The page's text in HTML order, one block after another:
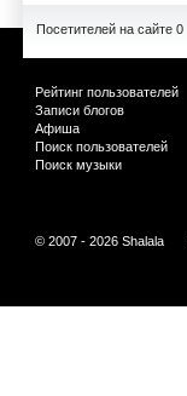
Посетителей на сайте 0
Рейтинг пользователей
Записи блогов
Афиша
Поиск пользователей
Поиск музыки
© 2007 - 2026 Shalala